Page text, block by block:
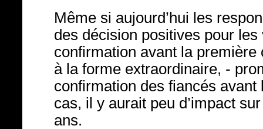
Même si aujourd’hui les
des décision positives pour
confirmation avant la
à la forme extraordinaire, -
confirmation des fiancés
cas, il y aurait peu d’impact
ans.